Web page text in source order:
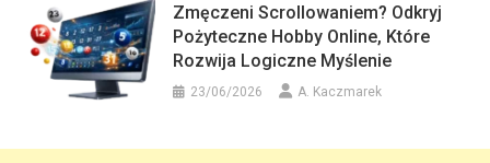
Zmęczeni Scrollowaniem? Odkryj
Pożyteczne Hobby Online, Które
Rozwija Logiczne Myślenie
23/06/2026 A. Kaczmarek